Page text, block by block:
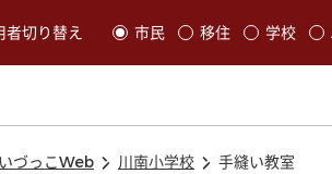
者切り替え
ると利用者の切替が発生します
市民 移住 学校
づっこWeb 川南小学校 手縫い教室